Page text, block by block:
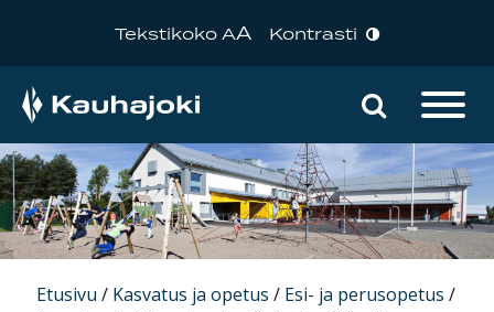
Tekstikoko AA Kontrasti
Päävalikko Hae
Etusivu / Kasvatus ja opetus / Esi- ja perusopetus /